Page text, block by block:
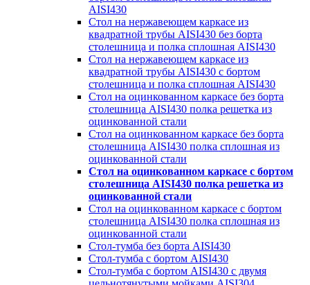
AISI430
Стол на нержавеющем каркасе из
квадратной трубы AISI430 без борта
столешница и полка сплошная AISI430
Стол на нержавеющем каркасе из
квадратной трубы AISI430 с бортом
столешница и полка сплошная AISI430
Стол на оцинкованном каркасе без борта
столешница AISI430 полка решетка из
оцинкованной стали
Стол на оцинкованном каркасе без борта
столешница AISI430 полка сплошная из
оцинкованной стали
Стол на оцинкованном каркасе с бортом
столешница AISI430 полка решетка из
оцинкованной стали
Стол на оцинкованном каркасе с бортом
столешница AISI430 полка сплошная из
оцинкованной стали
Стол-тумба без борта AISI430
Стол-тумба с бортом AISI430
Стол-тумба с бортом AISI430 с двумя